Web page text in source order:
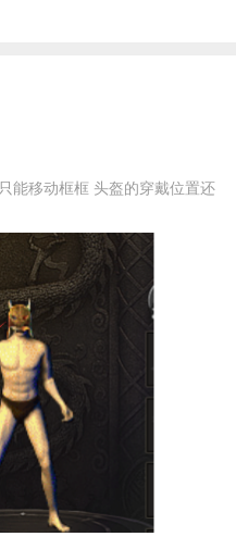
能移动框框 头盔的穿戴位置还